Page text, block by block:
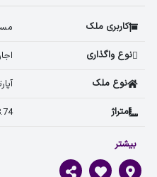
کاربری ملک
نوع واگذاری
نوع ملک
متراژ
تعداد اتاق
محله
بیشتر